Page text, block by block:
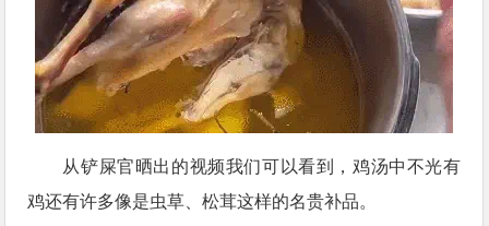
从铲屎官晒出的视频我们可以看到，鸡汤中不光有
鸡还有许多像是虫草、松茸这样的名贵补品。